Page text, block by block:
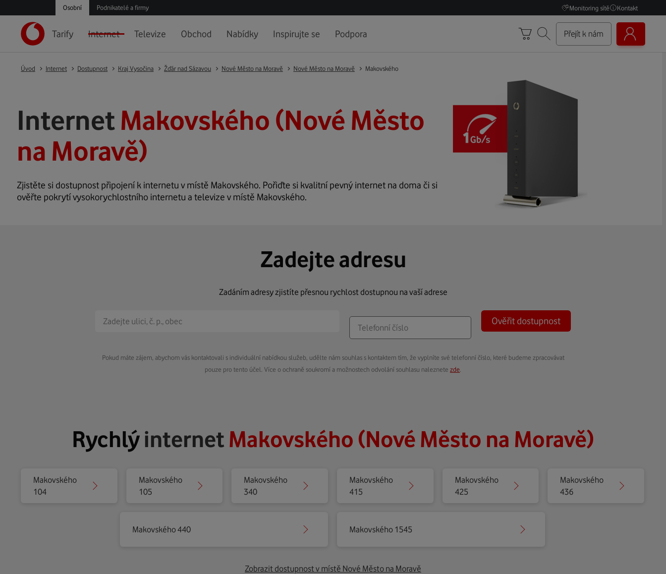
Osobní Podnikatelé a firmy Monitoring sítě Kontakt
Tarify Internet Televize Obchod Nabídky Inspirujte se Podpora Přejít k nám
Úvod Internet Dostupnost Kraj Vysočina Žďár nad Sázavou Nové Město na Moravě Nové Město na Moravě Makovského
Internet Makovského (Nové Město
na Moravě)
Zjistěte si dostupnost připojení k internetu v místě Makovského. Pořiďte si kvalitní pevný internet na doma či si
ověřte pokrytí vysokorychlostního internetu a televize v místě Makovského.
Zadejte adresu
Zadáním adresy zjistíte přesnou rychlost dostupnou na vaší adrese
Ověřit dostupnost
Pokud máte zájem, abychom vás kontaktovali s individuální nabídkou služeb, udělte nám souhlas s kontaktem tím, že vyplníte své telefonní číslo, které budeme zpracovávat
pouze pro tento účel. Více o ochraně soukromí a možnostech odvolání souhlasu naleznete zde
RychlýinternetMakovského (Nové Město na Moravě)
Makovského
104
Makovského
105
Makovského
340
Makovského
415
Makovského
425
Makovského
436
Makovského 440 Makovského 1545
Zobrazit dostupnost v místě Nové Město na Moravě